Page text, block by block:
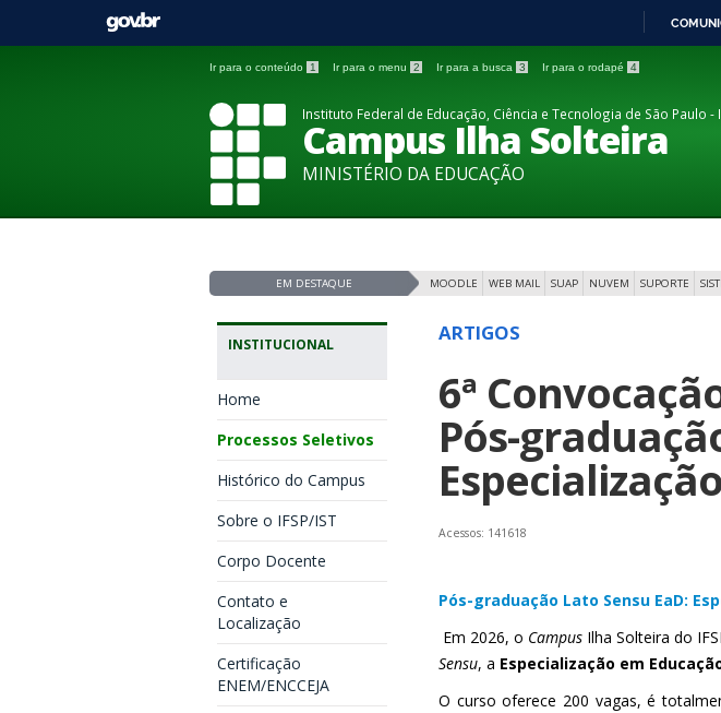
Ir para o conteúdo 1 Ir para o menu 2 Ir para a busca 3 Ir para o rodapé 4
Instituto Federal de Educação, Ciência e Tecnologia de São Paulo -
Campus Ilha Solteira
MINISTÉRIO DA EDUCAÇÃO
EM DESTAQUE MOODLE WEB MAIL SUAP NUVEM SUPORTE
INSTITUCIONAL
Home
Processos Seletivos
Histórico do Campus
Sobre o IFSP/IST
Corpo Docente
Contato e
Localização
Certificação
ENEM/ENCCEJA
ARTIGOS
6ª
Pós-
Acessos: 141618
Pós-graduação Lato Sensu EaD:
Em 2026, o Campus Ilha Solteira do
Sensu, a Especialização em
O curso oferece 200 vagas, é